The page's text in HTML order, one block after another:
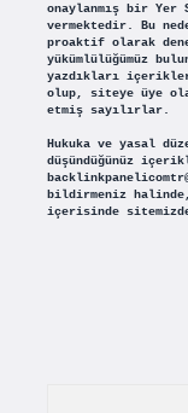
onaylanmış bir Yer
vermektedir. Bu
proaktif olarak
yükümlülüğümüz
yazdıkları
olup, siteye üye
etmiş sayılırlar.
Hukuka ve yasal
düşündüğünüz
bildirmeniz
içerisinde